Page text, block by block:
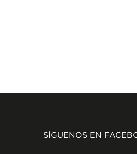
SÍGUENOS EN